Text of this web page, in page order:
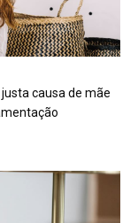
causa de mãe